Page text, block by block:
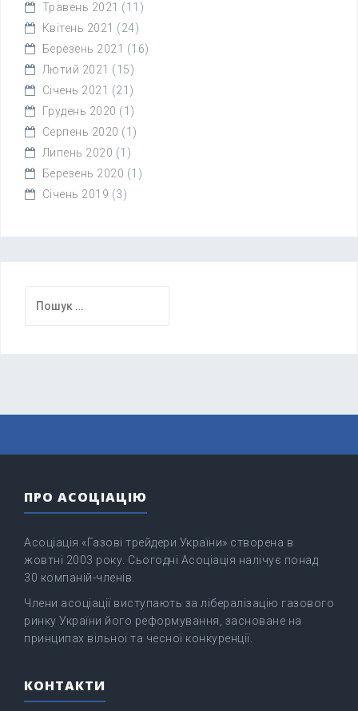
Травень 2021 (11)
Квітень 2021 (24)
Березень 2021 (16)
Лютий 2021 (15)
Січень 2021 (21)
Грудень 2020 (1)
Серпень 2020 (1)
Липень 2020 (1)
Березень 2020 (1)
Січень 2019 (3)
ПРО АСОЦІАЦІЮ
Асоціація «Газові трейдери України» створена в
жовтні 2003 року. Сьогодні Асоціація налічує понад
30 компаній-членів.
Члени асоціації виступають за лібералізацію газового
ринку України його реформування, засноване на
принципах вільної та чесної конкуренції.
КОНТАКТИ